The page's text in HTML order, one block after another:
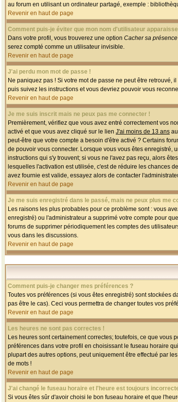
au forum en utilisant un ordinateur partagé, exemple :
Revenir en haut de page
Comment puis-je éviter que mon nom d'utilisateur
Dans votre profil, vous trouverez une option Cacher sa
serez compté comme un utilisateur invisible.
Revenir en haut de page
J'ai perdu mon mot de passe !
Ne paniquez pas ! Si votre mot de passe ne peut être
puis suivez les instructions et vous devriez pouvoir vous
Revenir en haut de page
Je me suis inscrit mais ne peux pas me connecter !
Premièrement, vérifiez que vous avez entré correctement vos
activé et que vous avez cliqué sur le lien J'ai moins de 13 ans
peut-être que votre compte a besoin d'être activé ? Certains
de pouvoir vous connecter. Lorsque vous vous êtes enregistré,
instructions qui s'y trouvent; si vous ne l'avez pas reçu, alors
lesquelles l'activation est utilisée, c'est de réduire les chances
avez fournie est valide, essayez alors de contacter
Revenir en haut de page
Je me suis enregistré dans le passé, mais ne peux plus me
Les raisons les plus probables pour ce problème sont : vous
enregistré) ou l'administrateur a supprimé votre compte pour
forums de supprimer périodiquement les comptes des
vous dans les discussions.
Revenir en haut de page
Comment puis-je changer mes préférences ?
Toutes vos préférences (si vous êtes enregistré) sont stockées
pas être le cas). Ceci vous permettra de changer toutes vos
Revenir en haut de page
Les heures ne sont pas correctes !
Les heures sont certainement correctes; toutefois, ce que vous
préférences dans votre profil en choisissant le fuseau horaire
plupart des autres options, peut uniquement être effectué par
de mots !
Revenir en haut de page
J'ai changé le fuseau horaire et l'heure est toujours
Si vous êtes sûr d'avoir choisi le bon fuseau horaire et que